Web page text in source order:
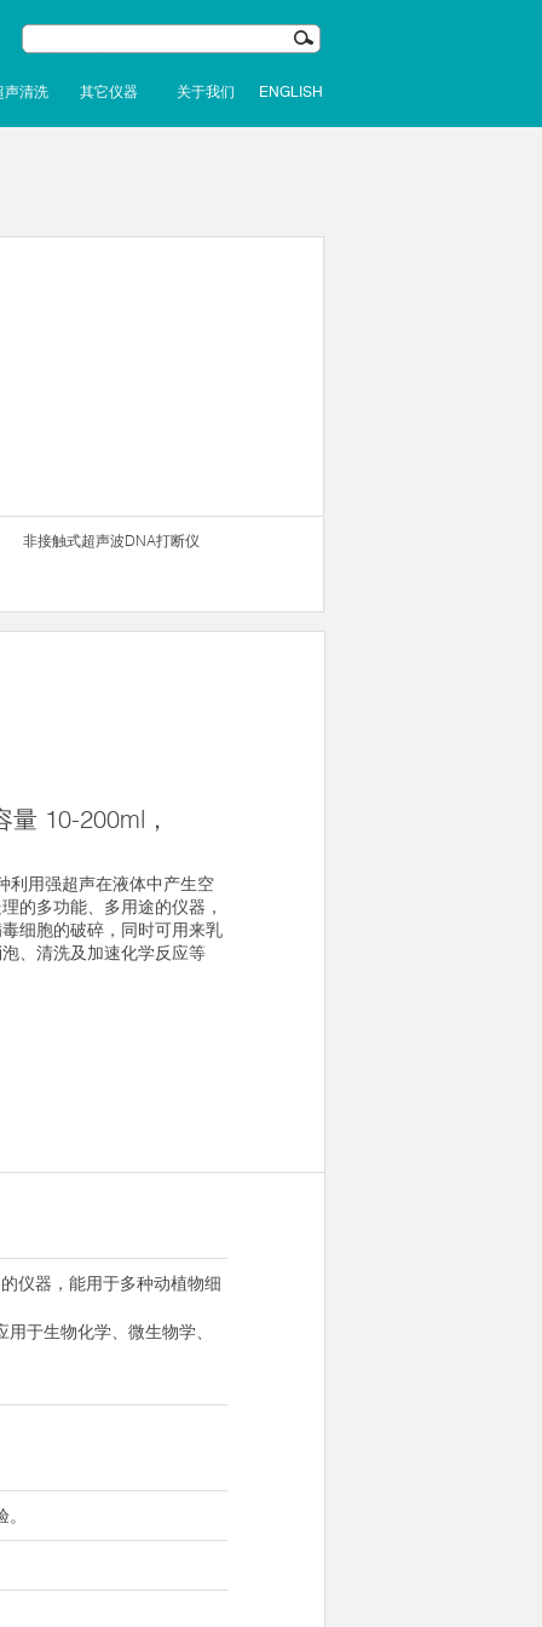
声清洗 其它仪器 关于我们 ENGLISH
非接触式超声波DNA打断仪
10-200ml，
利用强超声在液体中产生空
的多功能、多用途的仪器，
细胞的破碎，同时可用来乳
、清洗及加速化学反应等
仪器，能用于多种动植物细
于生物化学、微生物学、